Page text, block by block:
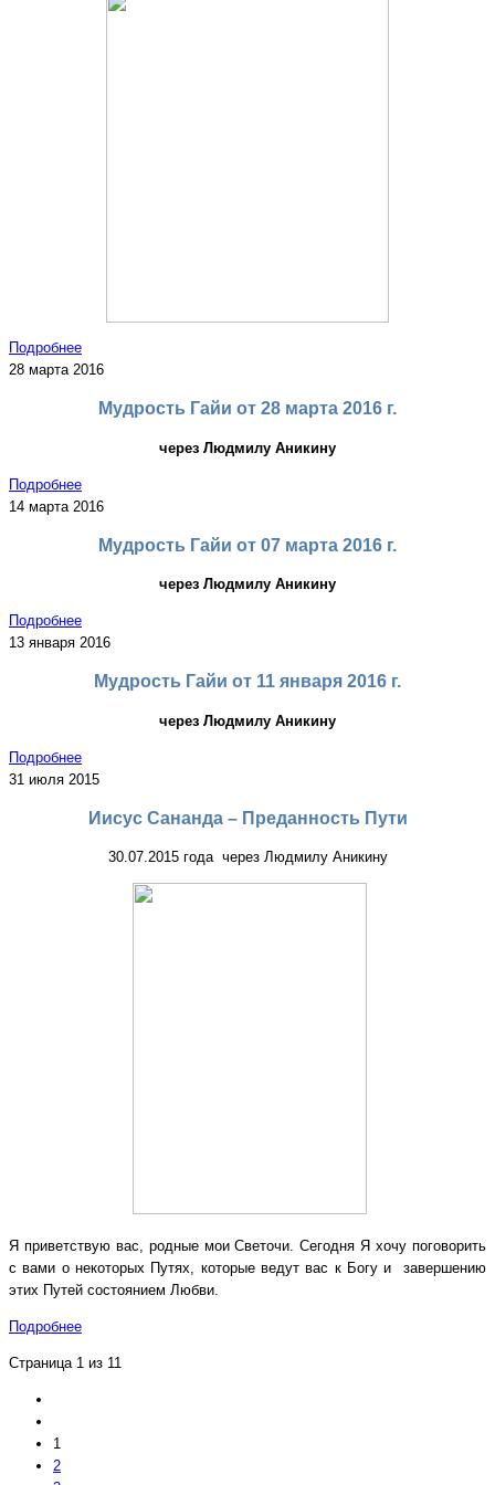
Подробнее
28 марта 2016
Мудрость Гайи от 28 марта 2016 г.
через Людмилу Аникину
Подробнее
14 марта 2016
Мудрость Гайи от 07 марта 2016 г.
через Людмилу Аникину
Подробнее
13 января 2016
Мудрость Гайи от 11 января 2016 г.
через Людмилу Аникину
Подробнее
31 июля 2015
Иисус Сананда – Преданность Пути
30.07.2015 года через Людмилу Аникину
Я приветствую вас, родные мои Светочи. Сегодня Я хочу поговорить
с вами о некоторых Путях, которые ведут вас к Богу и завершению
этих Путей состоянием Любви.
Подробнее
Страница 1 из 11
1
2